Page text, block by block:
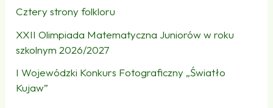
Cztery strony folkloru
XXII Olimpiada Matematyczna Juniorów w roku
szkolnym 2026/2027
I Wojewódzki Konkurs Fotograficzny „Światło
Kujaw”